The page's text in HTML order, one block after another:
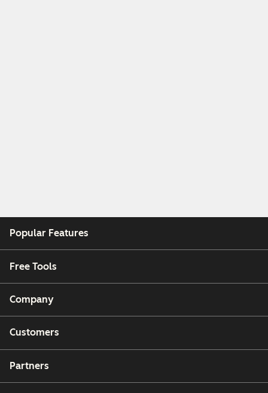
Popular Features
Free Tools
Company
Customers
Partners